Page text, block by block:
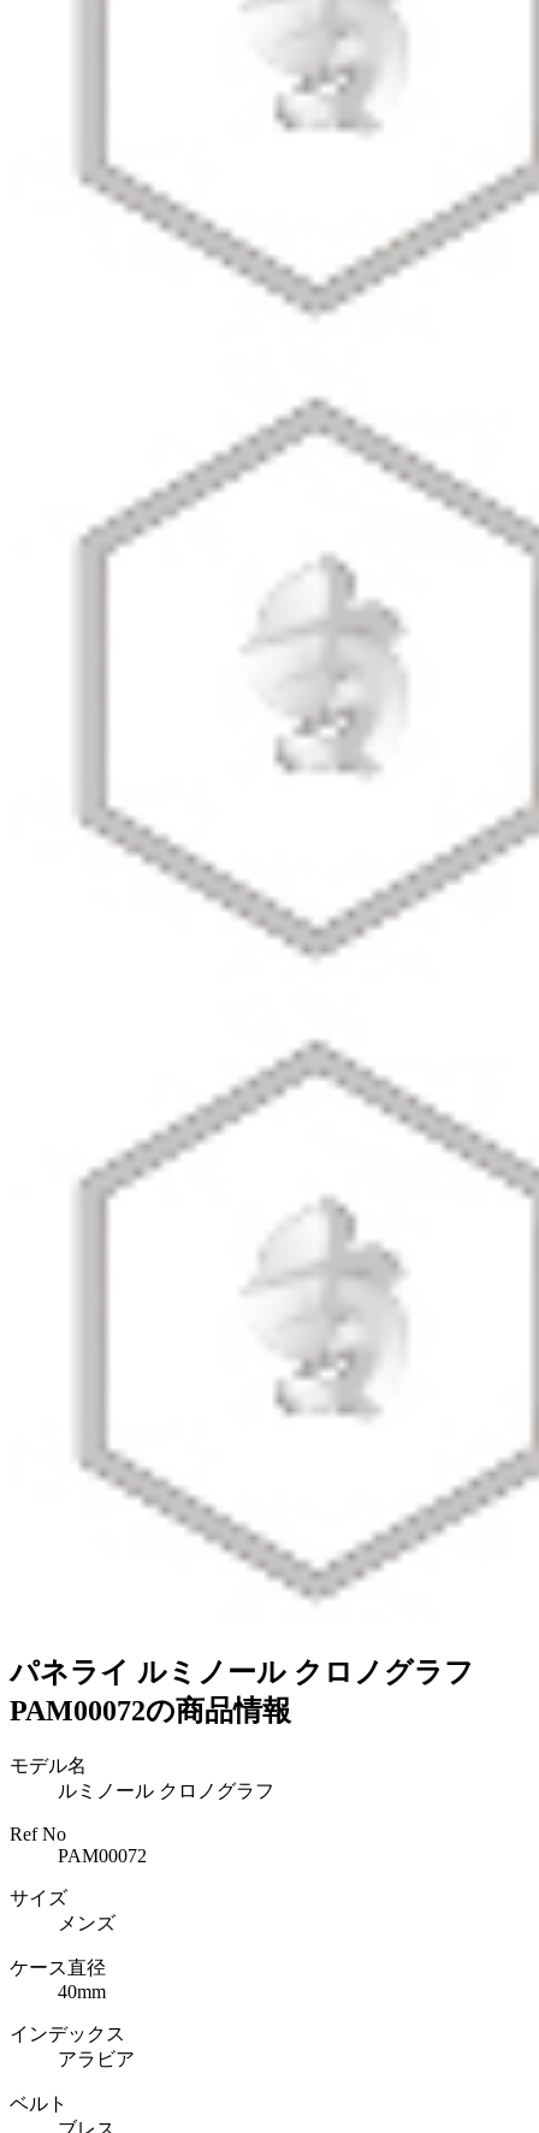
パネライ ルミノール クロノグラフ
PAM00072の商品情報
モデル名
ルミノール クロノグラフ
Ref No
PAM00072
サイズ
メンズ
ケース直径
40mm
インデックス
アラビア
ベルト
ブレス